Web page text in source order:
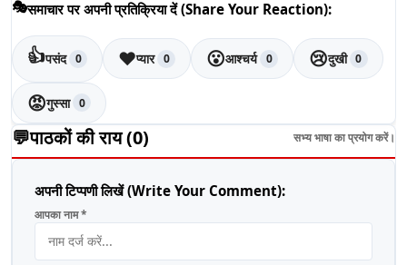
🎭समाचार पर अपनी प्रतिक्रिया दें (Share Your Reaction):
👍पसंद 0 ❤️प्यार 0 😮आश्चर्य 0 😢दुखी 0
😡गुस्सा 0
💬पाठकों की राय (0) सभ्य भाषा का प्रयोग करें।
अपनी टिप्पणी लिखें (Write Your Comment):
आपका नाम *